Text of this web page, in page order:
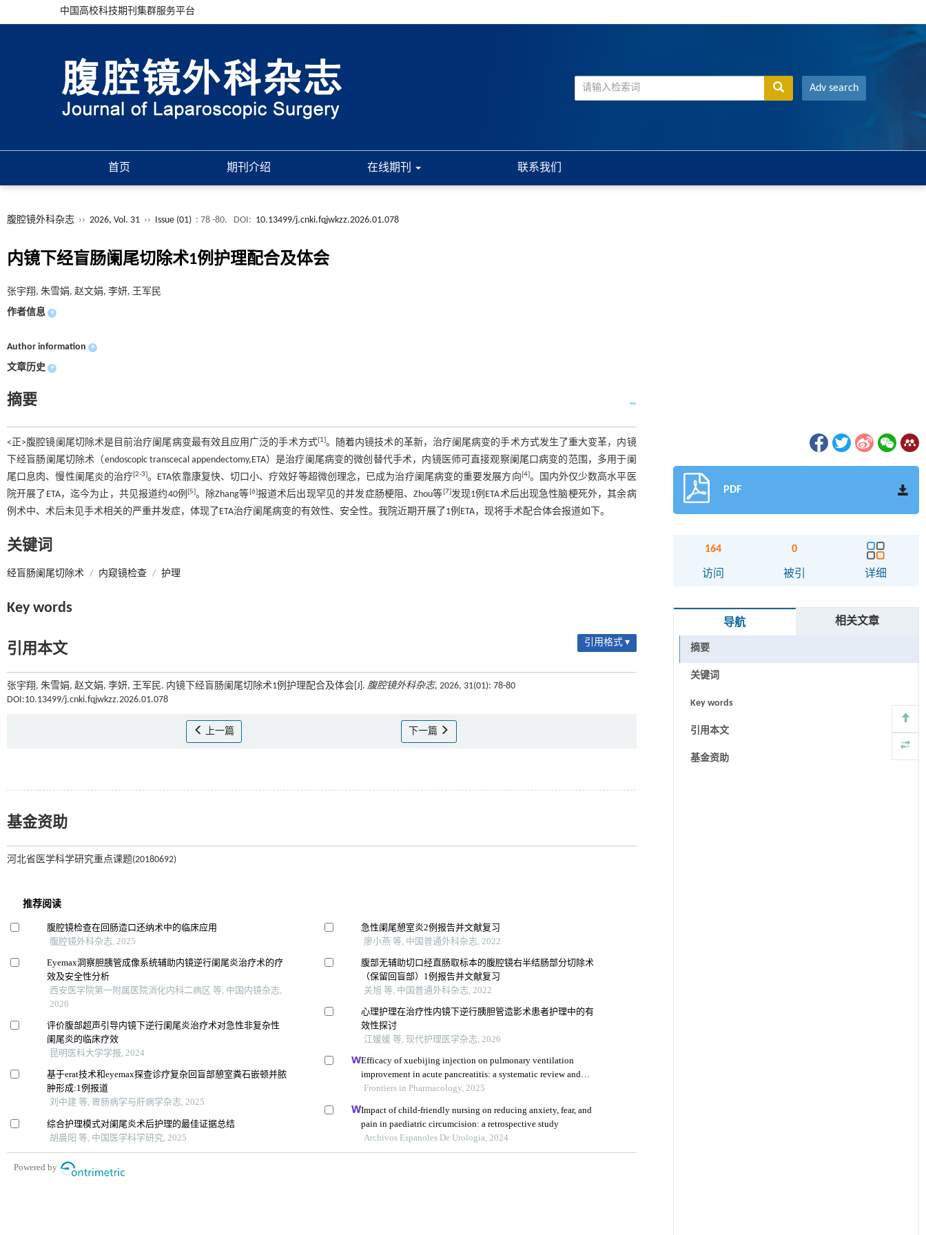
中国高校科技期刊集群服务平台
Adv search
首页 期刊介绍 在线期刊 联系我们
腹腔镜外科杂志 ›› 2026, Vol. 31 ›› Issue (01) : 78 -80. DOI: 10.13499/j.cnki.fqjwkzz.2026.01.078
内镜下经盲肠阑尾切除术1例护理配合及体会
张宇翔, 朱雪娟, 赵文娟, 李妍, 王军民
作者信息 +
Author information +
文章历史 +
摘要
<正>腹腔镜阑尾切除术是目前治疗阑尾病变最有效且应用广泛的手术方式[1]。随着内镜技术的革新，治疗阑尾病变的手术方式发生了重大变革，内镜
下经盲肠阑尾切除术（endoscopic transcecal appendectomy,ETA）是治疗阑尾病变的微创替代手术，内镜医师可直接观察阑尾口病变的范围，多用于阑
尾口息肉、慢性阑尾炎的治疗[2-3]。ETA依靠康复快、切口小、疗效好等超微创理念，已成为治疗阑尾病变的重要发展方向 [4]。国内外仅少数高水平医
院开展了ETA，迄今为止，共见报道约40例 [5]。除Zhang等[6]报道术后出现罕见的并发症肠梗阻、Zhou等[7]发现1例ETA术后出现急性脑梗死外，其余病
例术中、术后未见手术相关的严重并发症，体现了ETA治疗阑尾病变的有效性、安全性。我院近期开展了1例ETA，现将手术配合体会报道如下。
关键词
经盲肠阑尾切除术 / 内窥镜检查 / 护理
Key words
引用本文 引用格式 ▾
张宇翔, 朱雪娟, 赵文娟, 李妍, 王军民. 内镜下经盲肠阑尾切除术1例护理配合及体会[J]. 腹腔镜外科杂志, 2026, 31(01): 78-80
DOI:10.13499/j.cnki.fqjwkzz.2026.01.078
上一篇 下一篇
基金资助
河北省医学科学研究重点课题(20180692)
PDF
164
访问
0
被引 详细
导航 相关文章
摘要
关键词
Key words
引用本文
基金资助